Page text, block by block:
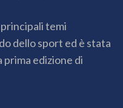
temi
dello sport ed è stata
edizione di